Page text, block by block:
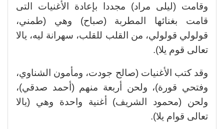
وقامت (ليلى مراد) مجددا بإعادة الأغنيات التى
قامت بغنائها المطربة (صباح) وهي (طمني،
قولولي قولولي، من القلب للقلب، سهرانة ليه، يالا
تعالى قوم يلا).
وقد كتب الأغنيات (صالح جودت، ومأمون الشناوي،
وفتحي قورة)، ولحن أربعة منهم (أحمد صدقي)،
ولحن (محمود الشريف) أغنية واحدة وهي (يالا
تعالى قوام يلا).